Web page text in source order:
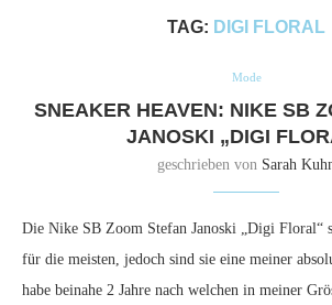
TAG: DIGI FLORAL
Mode
SNEAKER HEAVEN: NIKE SB
JANOSKI „DIGI
geschrieben von Sarah
Die Nike SB Zoom Stefan Janoski „Digi Floral“
für die meisten, jedoch sind sie eine meiner
habe beinahe 2 Jahre nach welchen in meiner